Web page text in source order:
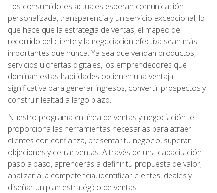
Los consumidores actuales esperan comunicación
personalizada, transparencia y un servicio excepcional, lo
que hace que la estrategia de ventas, el mapeo del
recorrido del cliente y la negociación efectiva sean más
importantes que nunca. Ya sea que vendan productos,
servicios u ofertas digitales, los emprendedores que
dominan estas habilidades obtienen una ventaja
significativa para generar ingresos, convertir prospectos y
construir lealtad a largo plazo.
Nuestro programa en línea de ventas y negociación te
proporciona las herramientas necesarias para atraer
clientes con confianza, presentar tu negocio, superar
objeciones y cerrar ventas. A través de una capacitación
paso a paso, aprenderás a definir tu propuesta de valor,
analizar a la competencia, identificar clientes ideales y
diseñar un plan estratégico de ventas.